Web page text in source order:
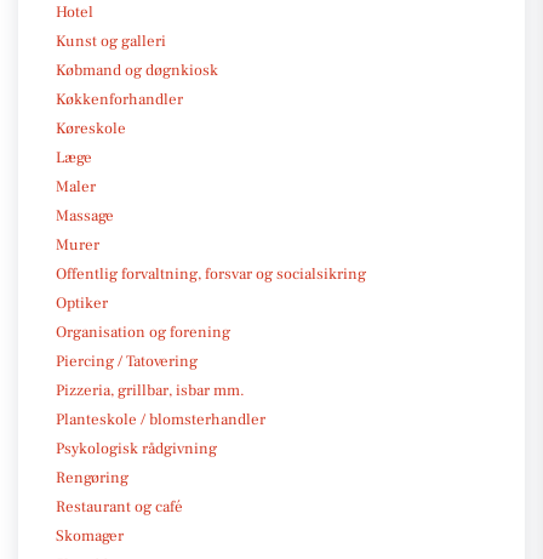
Hotel
Kunst og galleri
Købmand og døgnkiosk
Køkkenforhandler
Køreskole
Læge
Maler
Massage
Murer
Offentlig forvaltning, forsvar og socialsikring
Optiker
Organisation og forening
Piercing / Tatovering
Pizzeria, grillbar, isbar mm.
Planteskole / blomsterhandler
Psykologisk rådgivning
Rengøring
Restaurant og café
Skomager